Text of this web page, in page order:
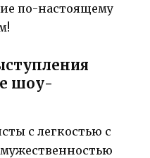
по-настоящему
шоу-
с легкостью с